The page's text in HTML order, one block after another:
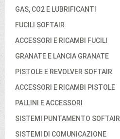
GAS, CO2 E LUBRIFICANTI
FUCILI SOFTAIR
ACCESSORI E RICAMBI FUCILI
GRANATE E LANCIA GRANATE
PISTOLE E REVOLVER SOFTAIR
ACCESSORI E RICAMBI PISTOLE
PALLINI E ACCESSORI
SISTEMI PUNTAMENTO SOFTAIR
SISTEMI DI COMUNICAZIONE